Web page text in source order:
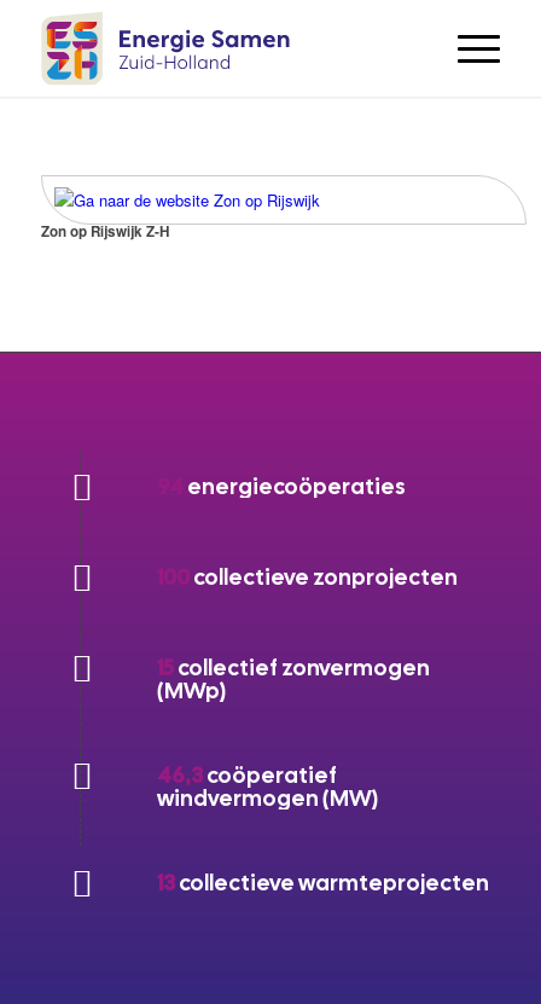
Zon op Rijswijk Z-H
energiecoöperaties
100collectieve zonprojecten
15collectief zonvermogen
(MWp)
46,3coöperatief
windvermogen (MW)
13collectieve warmteprojecten